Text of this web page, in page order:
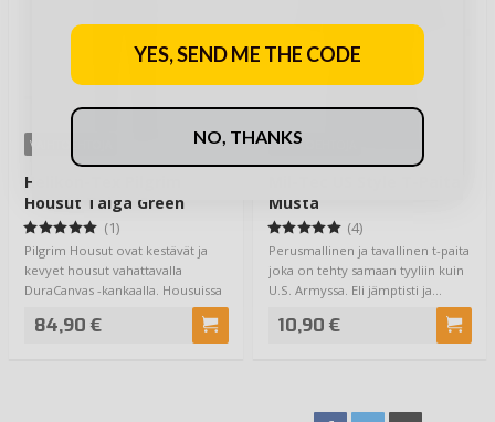
VAIHTOEHTOJA
Helikon-Tex Pilgrim
Housut Taiga Green
(1)
Pilgrim Housut ovat kestävät ja
kevyet housut vahattavalla
DuraCanvas -kankaalla. Housuissa
84,90 €
VAIHTOEHTOJA
Musta
(4)
Perusmallinen ja tavallinen t-paita
joka on tehty samaan tyyliin kuin
U.S. Armyssa. Eli jämptisti ja…
10,90 €
YES, SEND ME THE CODE
NO, THANKS